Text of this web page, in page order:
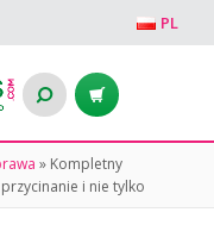
PL
» Kompletny
i nie tylko